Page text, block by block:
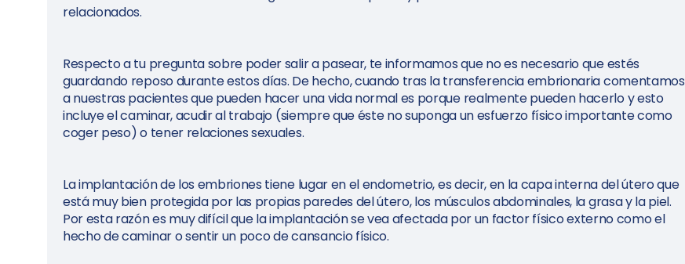
relacionados.
Respecto a tu pregunta sobre poder salir a pasear, te informamos que no es necesario que estés
guardando reposo durante estos días. De hecho, cuando tras la transferencia embrionaria comentamos
a nuestras pacientes que pueden hacer una vida normal es porque realmente pueden hacerlo y esto
incluye el caminar, acudir al trabajo (siempre que éste no suponga un esfuerzo físico importante como
coger peso) o tener relaciones sexuales.
La implantación de los embriones tiene lugar en el endometrio, es decir, en la capa interna del útero que
está muy bien protegida por las propias paredes del útero, los músculos abdominales, la grasa y la piel.
Por esta razón es muy difícil que la implantación se vea afectada por un factor físico externo como el
hecho de caminar o sentir un poco de cansancio físico.